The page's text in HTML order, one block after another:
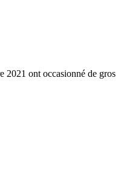
2021 ont occasionné de gros